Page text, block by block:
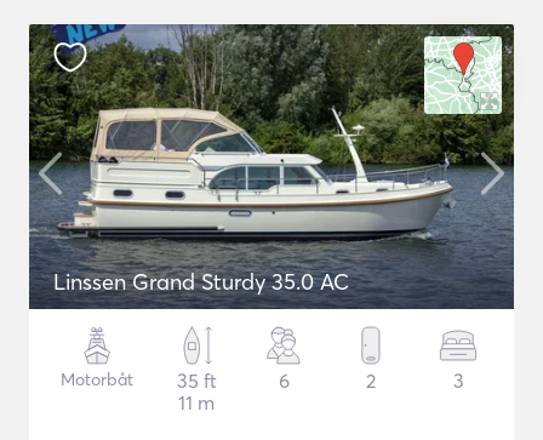
Linssen Grand Sturdy 35.0 AC
Motorbåt
35 ft
11 m
6 2 3